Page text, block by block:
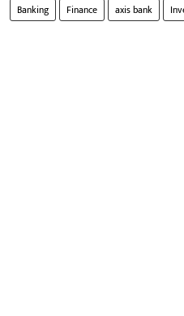
Banking Finance axis bank